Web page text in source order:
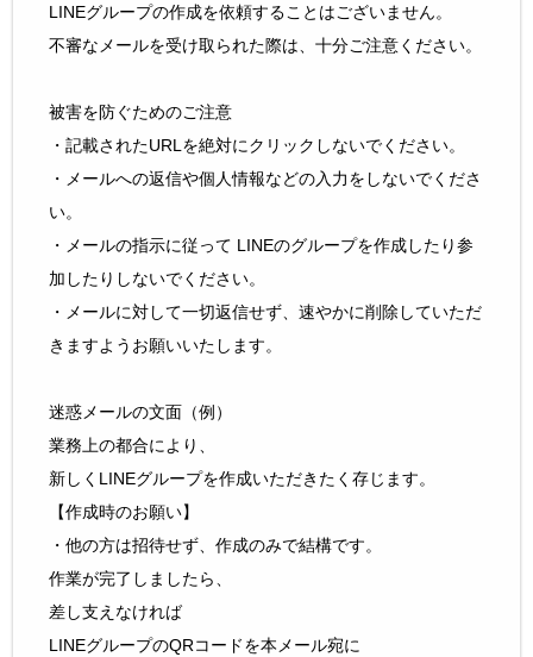
LINEグループの作成を依頼することはございません。
不審なメールを受け取られた際は、十分ご注意ください。
被害を防ぐためのご注意
・記載されたURLを絶対にクリックしないでください。
・メールへの返信や個人情報などの入力をしないでくださ
い。
・メールの指示に従って LINEのグループを作成したり参
加したりしないでください。
・メールに対して一切返信せず、速やかに削除していただ
きますようお願いいたします。
迷惑メールの文面（例）
業務上の都合により、
新しくLINEグループを作成いただきたく存じます。
【作成時のお願い】
・他の方は招待せず、作成のみで結構です。
作業が完了しましたら、
差し支えなければ
LINEグループのQRコードを本メール宛に